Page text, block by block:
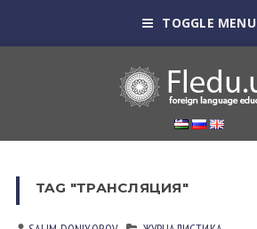
TOGGLE MENU
TAG "ТРАНСЛЯЦИЯ"